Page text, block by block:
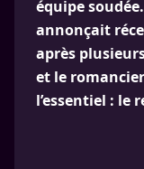
équipe
annonçait
après
et le
l’essentiel : le